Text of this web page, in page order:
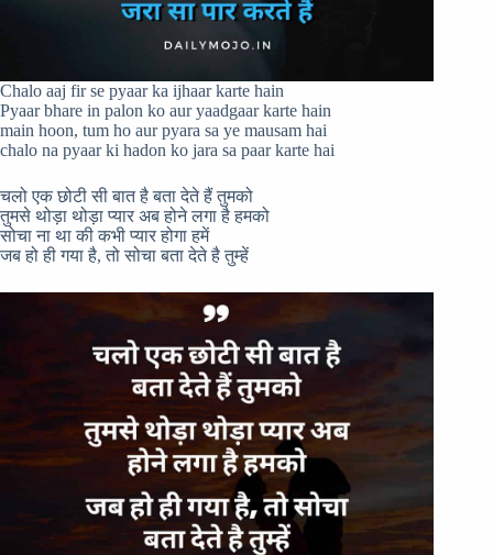
Chalo aaj fir se pyaar ka ijhaar karte hain
Pyaar bhare in palon ko aur yaadgaar karte hain
main hoon, tum ho aur pyara sa ye mausam hai
chalo na pyaar ki hadon ko jara sa paar karte hai
चलो एक छोटी सी बात है बता देते हैं तुमको
तुमसे थोड़ा थोड़ा प्यार अब होने लगा है हमको
सोचा ना था की कभी प्यार होगा हमें
जब हो ही गया है, तो सोचा बता देते है तुम्हें